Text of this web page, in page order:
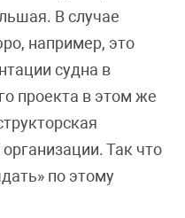
В случае
например, это
судна в
проекта в этом же
Так что
по этому